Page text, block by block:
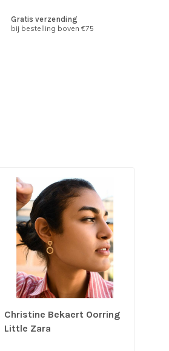
Gratis verzending
bij bestelling boven €75
Christine Bekaert Oorring
Little Zara